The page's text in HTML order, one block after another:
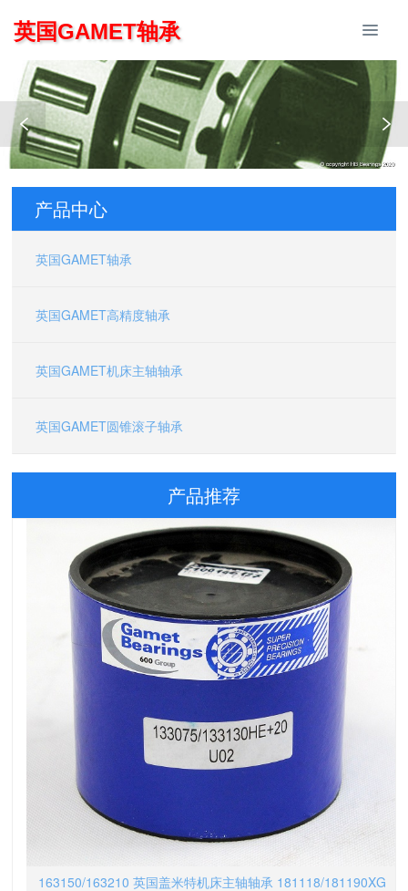
英国GAMET轴承
产品中心
英国GAMET轴承
英国GAMET高精度轴承
英国GAMET机床主轴轴承
英国GAMET圆锥滚子轴承
产品推荐
163150/163210 英国盖米特机床主轴轴承 181118/181190XG